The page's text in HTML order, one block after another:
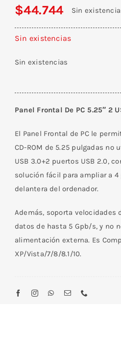
$44.744 Sin
Sin existencias
Sin existencias
Panel Frontal De PC 5.25″ 2
El Panel Frontal de PC le
CD-ROM de 5.25 pulgadas no
USB 3.0+2 puertos USB 2.0,
solución fácil para ampliar a
delantera del ordenador.
Además, soporta velocidades
datos de hasta 5 Gpb/s, y no
alimentación externa. Es
XP/Vista/7/8/8.1/10.